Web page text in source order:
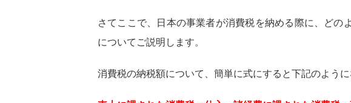
さてここで、日本の事業者が消費税を納める際に、どの
についてご説明します。
消費税の納税額について、簡単に式にすると下記のように